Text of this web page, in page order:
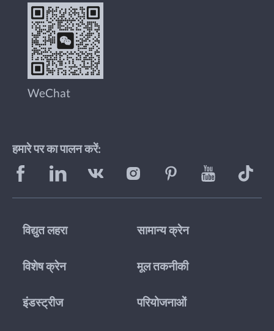
WeChat
हमारे पर का पालन करें:
विद्युत लहरा सामान्य क्रेन
विशेष क्रेन मूल तकनीकी
इंडस्ट्रीज परियोजनाओं